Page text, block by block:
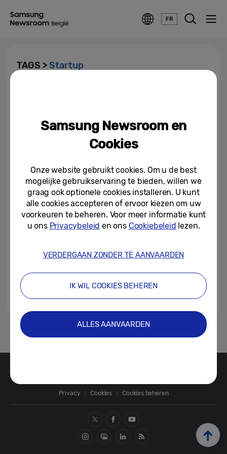
FR
TAGS > Startup
28-12-2023
Privacy
Cookies Cookies beheren
Samsung Newsroom en
Cookies
Onze website gebruikt cookies. Om u de best
mogelijke gebruikservaring te bieden, willen we
graag ook optionele cookies installeren. U kunt
alle cookies accepteren of ervoor kiezen om uw
voorkeuren te beheren. Voor meer informatie kunt
u ons Privacybeleid en ons Cookiebeleid lezen.
VERDERGAAN ZONDER TE AANVAARDEN
IK WIL COOKIES BEHEREN
ALLES AANVAARDEN